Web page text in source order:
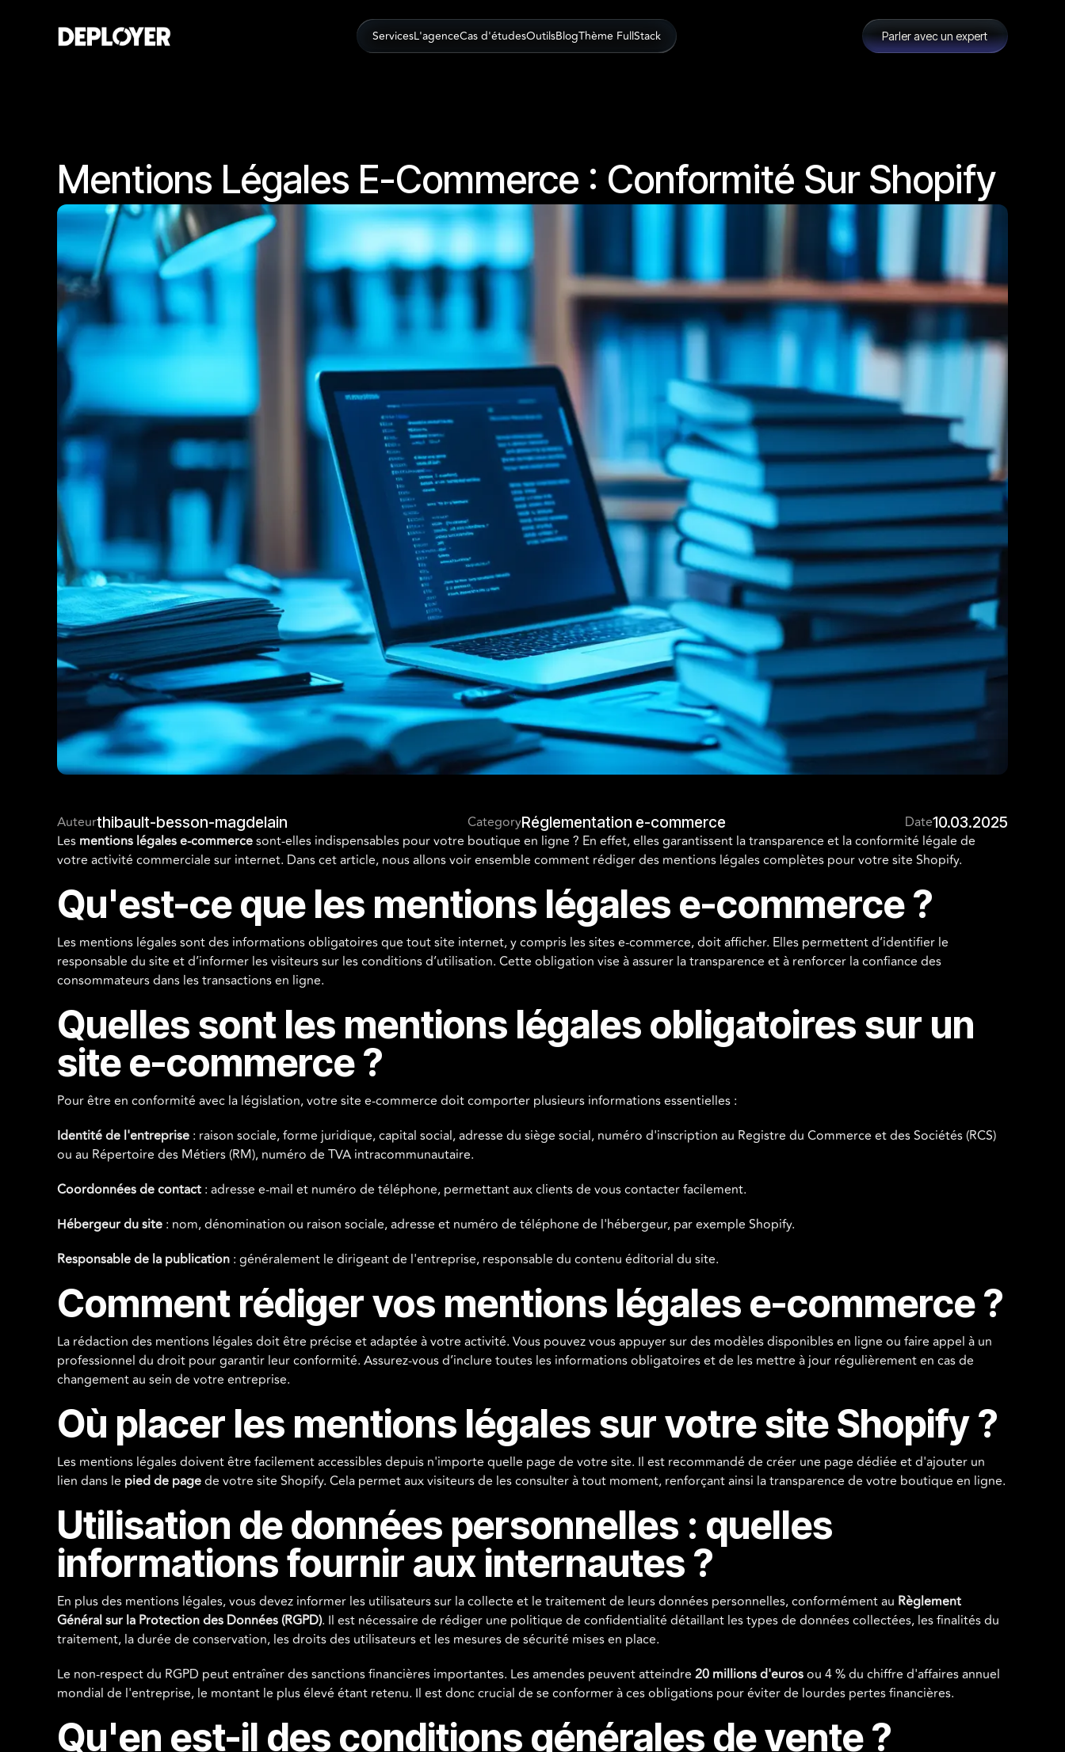
ServicesL'agenceCas d'étudesOutilsBlogThème FullStack Parler avec un expert
Mentions Légales E-Commerce : Conformité Sur Shopify
Auteurthibault-besson-magdelain CategoryRéglementation e-commerce Date10.03.2025
Les mentions légales e-commercesont-elles indispensables pour votre boutique en ligne ? En effet, elles garantissent la transparence et la conformité légale de
votre activité commerciale sur internet. Dans cet article, nous allons voir ensemble comment rédiger des mentions légales complètes pour votre site Shopify.
Qu'est-ce que les mentions légales e-commerce ?
Les mentions légales sont des informations obligatoires que tout site internet, y compris les sites e-commerce, doit afficher. Elles permettent d’identifier le
responsable du site et d’informer les visiteurs sur les conditions d’utilisation. Cette obligation vise à assurer la transparence et à renforcer la confiance des
consommateurs dans les transactions en ligne.
Quelles sont les mentions légales obligatoires sur un
site e-commerce ?
Pour être en conformité avec la législation, votre site e-commerce doit comporter plusieurs informations essentielles :
Identité de l'entreprise : raison sociale, forme juridique, capital social, adresse du siège social, numéro d'inscription au Registre du Commerce et des Sociétés (RCS)
ou au Répertoire des Métiers (RM), numéro de TVA intracommunautaire.
Coordonnées de contact : adresse e-mail et numéro de téléphone, permettant aux clients de vous contacter facilement.
Hébergeur du site : nom, dénomination ou raison sociale, adresse et numéro de téléphone de l'hébergeur, par exemple Shopify.
Responsable de la publication : généralement le dirigeant de l'entreprise, responsable du contenu éditorial du site.
Comment rédiger vos mentions légales e-commerce ?
La rédaction des mentions légales doit être précise et adaptée à votre activité. Vous pouvez vous appuyer sur des modèles disponibles en ligne ou faire appel à un
professionnel du droit pour garantir leur conformité. Assurez-vous d’inclure toutes les informations obligatoires et de les mettre à jour régulièrement en cas de
changement au sein de votre entreprise.
Où placer les mentions légales sur votre site Shopify ?
Les mentions légales doivent être facilement accessibles depuis n'importe quelle page de votre site. Il est recommandé de créer une page dédiée et d'ajouter un
lien dans le pied de pagede votre site Shopify. Cela permet aux visiteurs de les consulter à tout moment, renforçant ainsi la transparence de votre boutique en ligne.
Utilisation de données personnelles : quelles
informations fournir aux internautes ?
En plus des mentions légales, vous devez informer les utilisateurs sur la collecte et le traitement de leurs données personnelles, conformément au Règlement
Général sur la Protection des Données (RGPD). Il est nécessaire de rédiger une politique de confidentialité détaillant les types de données collectées, les finalités du
traitement, la durée de conservation, les droits des utilisateurs et les mesures de sécurité mises en place.
Le non-respect du RGPD peut entraîner des sanctions financières importantes. Les amendes peuvent atteindre 20 millions d'eurosou 4 % du chiffre d'affaires annuel
mondial de l'entreprise, le montant le plus élevé étant retenu. Il est donc crucial de se conformer à ces obligations pour éviter de lourdes pertes financières.
Qu'en est-il des conditions générales de vente ?